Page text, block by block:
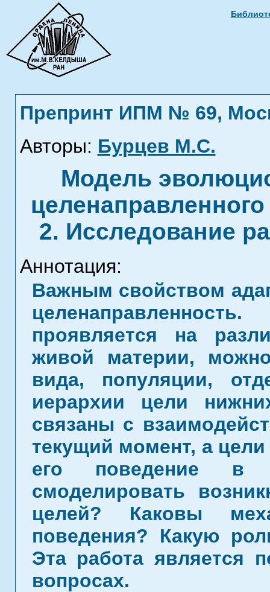
Препринт ИПМ № 69,
Авторы: Бурцев М.С.
Модель
2. Исследование
Аннотация:
Важным свойством
проявляется на
живой материи,
вида, популяции,
иерархии цели
связаны с
текущий момент, а
его поведение в
смоделировать
целей? Каковы
поведения? Какую
Эта работа является
вопросах.